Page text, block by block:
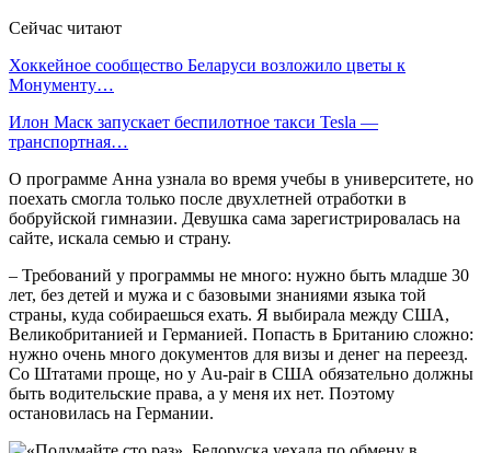
Сейчас читают
Хоккейное сообщество Беларуси возложило цветы к
Монументу…
Илон Маск запускает беспилотное такси Tesla —
транспортная…
О программе Анна узнала во время учебы в университете, но
поехать смогла только после двухлетней отработки в
бобруйской гимназии. Девушка сама зарегистрировалась на
сайте, искала семью и страну.
– Требований у программы не много: нужно быть младше 30
лет, без детей и мужа и с базовыми знаниями языка той
страны, куда собираешься ехать. Я выбирала между США,
Великобританией и Германией. Попасть в Британию сложно:
нужно очень много документов для визы и денег на переезд.
Со Штатами проще, но у Au-pair в США обязательно должны
быть водительские права, а у меня их нет. Поэтому
остановилась на Германии.